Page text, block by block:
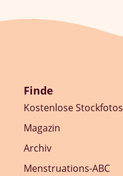
Finde
Kostenlose Stockfotos
Magazin
Archiv
Menstruations-ABC